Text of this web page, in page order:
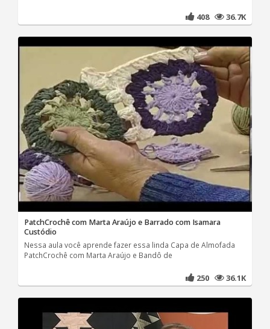
408 36.7K
PatchCrochê com Marta Araújo e Barrado com Isamara
Custódio
Nessa aula você aprende fazer essa linda Capa de Almofada
PatchCrochê com Marta Araújo e Bandô de
250 36.1K